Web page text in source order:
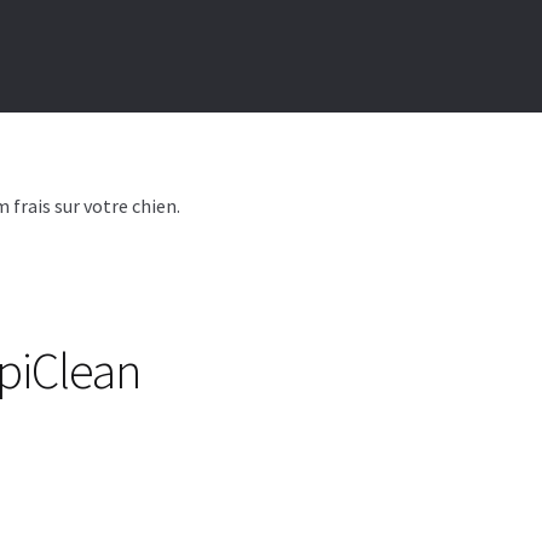
frais sur votre chien.